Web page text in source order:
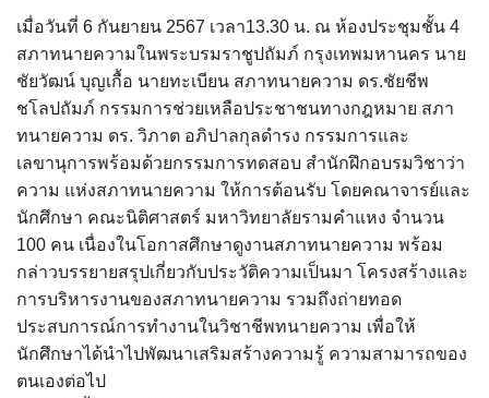
เมื่อวันที่ 6 กันยายน 2567 เวลา13.30 น. ณ ห้องประชุมชั้น 4
สภาทนายความในพระบรมราชูปถัมภ์ กรุงเทพมหานคร นาย
ชัยวัฒน์ บุญเกื้อ นายทะเบียน สภาทนายความ ดร.ชัยชีพ
ชโลปถัมภ์ กรรมการช่วยเหลือประชาชนทางกฎหมาย สภา
ทนายความ ดร. วิภาต อภิปาลกุลดำรง กรรมการและ
เลขานุการพร้อมด้วยกรรมการทดสอบ สำนักฝึกอบรมวิชาว่า
ความ แห่งสภาทนายความ ให้การต้อนรับ โดยคณาจารย์และ
นักศึกษา คณะนิติศาสตร์ มหาวิทยาลัยรามคำแหง จำนวน
100 คน เนื่องในโอกาสศึกษาดูงานสภาทนายความ พร้อม
กล่าวบรรยายสรุปเกี่ยวกับประวัติความเป็นมา โครงสร้างและ
การบริหารงานของสภาทนายความ รวมถึงถ่ายทอด
ประสบการณ์การทำงานในวิชาชีพทนายความ เพื่อให้
นักศึกษาได้นำไปพัฒนาเสริมสร้างความรู้ ความสามารถของ
ตนเองต่อไป